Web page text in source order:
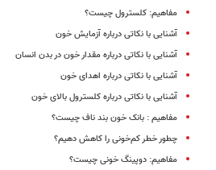
مفاهیم: کلسترول چیست؟
آشنایی با نکاتی درباره آزمایش خون
آشنایی با نکاتی درباره مقدار خون در بدن انسان
آشنایی با نکاتی درباره اهدای خون
آشنایی با نکاتی درباره کلسترول بالای خون
مفاهیم : بانک خون بند ناف چیست؟
چطور خطر کم‌خونی را کاهش دهیم؟
مفاهیم: دوپینگ خونی چیست؟